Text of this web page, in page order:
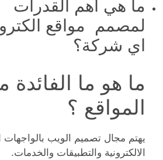
ما هي أهم القدرات
لمصمم مواقع
اي شركة؟
ما هو ما
المواقع ؟
يهتم مجال تصميم الويب بالواجهات
الالكترونية والتطبيقات والخدمات.